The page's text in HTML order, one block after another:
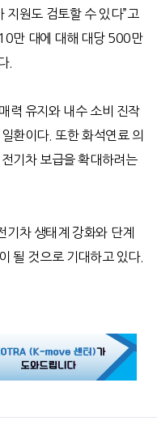
지원도 검토할 수 있다” 고
10만 대에 대해 대당500만
.
력 유지와 내수 소비 진작
환이다. 또한 화석연료 의
기차 보급을 확대하려는
기차 생태계 강화와 단계
될 것으로 기대하고 있다.